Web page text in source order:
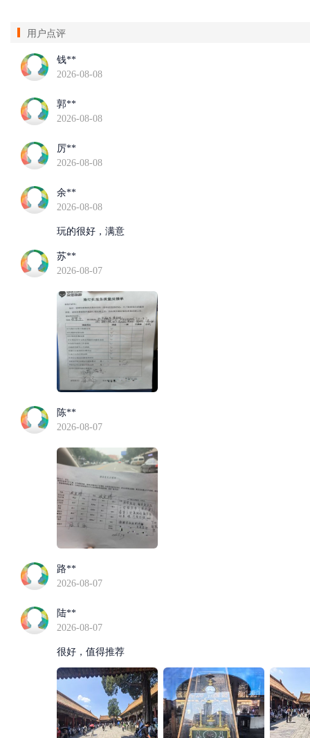
用户点评
钱**
2026-08-08
郭**
2026-08-08
厉**
2026-08-08
余**
2026-08-08
玩的很好，满意
苏**
2026-08-07
陈**
2026-08-07
路**
2026-08-07
陆**
2026-08-07
很好，值得推荐